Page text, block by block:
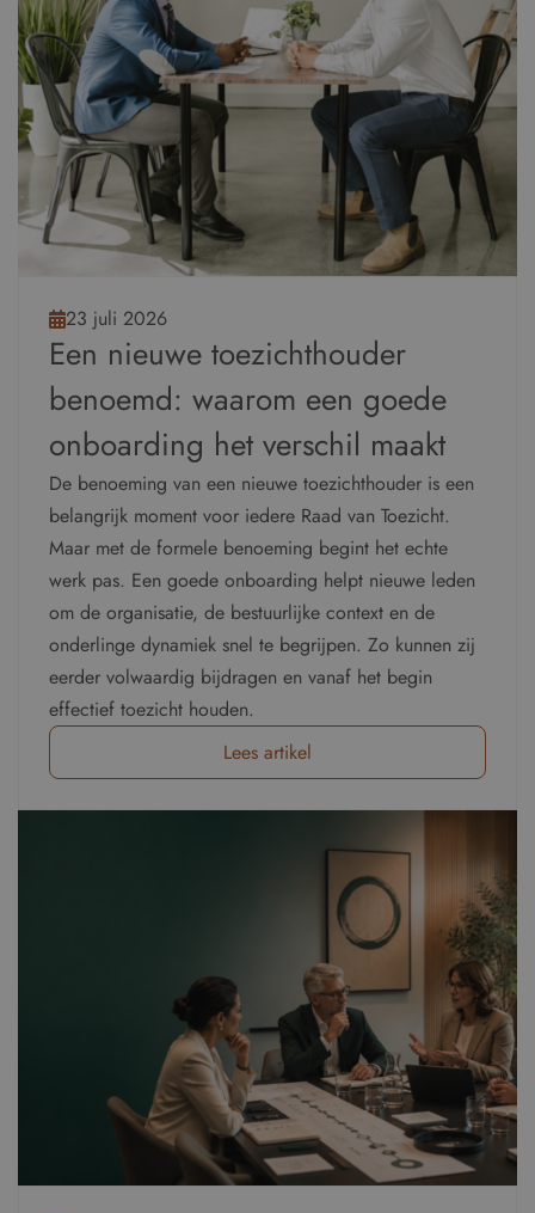
23 juli 2026
Een nieuwe toezichthouder
benoemd: waarom een goede
onboarding het verschil maakt
De benoeming van een nieuwe toezichthouder is een
belangrijk moment voor iedere Raad van Toezicht.
Maar met de formele benoeming begint het echte
werk pas. Een goede onboarding helpt nieuwe leden
om de organisatie, de bestuurlijke context en de
onderlinge dynamiek snel te begrijpen. Zo kunnen zij
eerder volwaardig bijdragen en vanaf het begin
effectief toezicht houden.
Lees artikel